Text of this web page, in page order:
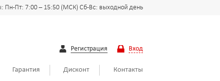
Пн-Пт: 7:00 – 15:50 (МСК) Сб-Вс: выходной день
Регистрация Вход
Гарантия Дисконт Контакты